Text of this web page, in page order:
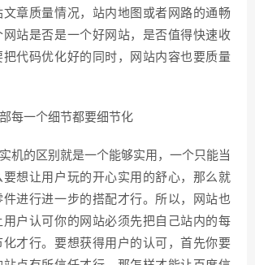
章质量情况，站内地图或者网路的通畅
站是否是一个好网站，是否值得快速收
把代码优化好的同时，网站内容也要质量
一个细节都要细节化
的区别就是一个能够实用，一个只能当
想让用户玩的开心实用的舒心，那么就
进行进一步的搭配才行。所以，网站也
用户认可你的网站必须先把自己站内的每
才行。要想获得用户的认可，首先你要